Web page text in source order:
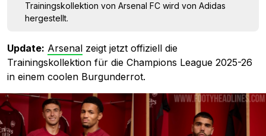
Trainingskollektion von Arsenal FC wird von Adidas
hergestellt.
Update: Arsenal zeigt jetzt offiziell die
Trainingskollektion für die Champions League 2025-26
in einem coolen Burgunderrot.